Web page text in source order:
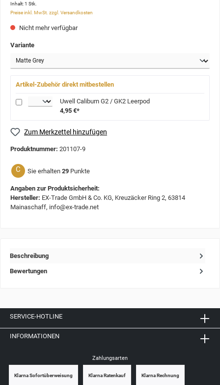
Inhalt:1 Stk.
Preise inkl. MwSt. zzgl. Versandkosten
Nicht mehr verfügbar
Variante
Artikel-Zubehör direkt mitbestellen
Uwell Caliburn G2 / GK2 Leerpod
4,95 €*
Zum Merkzettel hinzufügen
Produktnummer: 201107-9
C Sie erhalten 29 Punkte
Angaben zur Produktsicherheit:
Hersteller: EX-Trade GmbH & Co. KG, Kreuzäcker Ring 2, 63814
Mainaschaff, info@ex-trade.net
Beschreibung
Bewertungen
SERVICE-HOTLINE
INFORMATIONEN
Zahlungsarten
Klarna Sofortüberweisung Klarna Ratenkauf Klarna Rechnung